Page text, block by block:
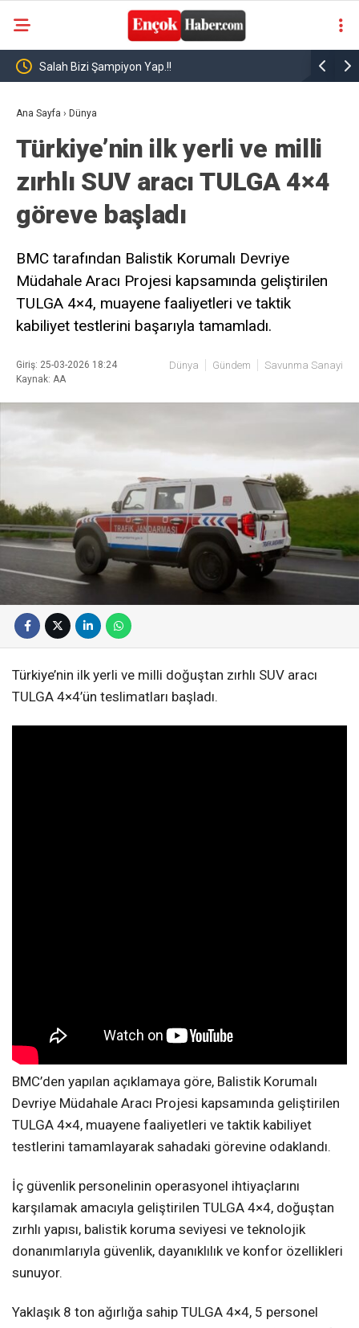
Salah Bizi Şampiyon Yap.!! Mısırlı
Ana Sayfa › Dünya
Türkiye’nin ilk yerli ve milli
zırhlı SUV aracı TULGA 4×4
göreve başladı
BMC tarafından Balistik Korumalı Devriye
Müdahale Aracı Projesi kapsamında geliştirilen
TULGA 4×4, muayene faaliyetleri ve taktik
kabiliyet testlerini başarıyla tamamladı.
Giriş: 25-03-2026 18:24
Kaynak: AA
Dünya Gündem Savunma Sanayi
Türkiye’nin ilk yerli ve milli doğuştan zırhlı SUV aracı
TULGA 4×4’ün teslimatları başladı.
BMC’den yapılan açıklamaya göre, Balistik Korumalı
Devriye Müdahale Aracı Projesi kapsamında geliştirilen
TULGA 4×4, muayene faaliyetleri ve taktik kabiliyet
testlerini tamamlayarak sahadaki görevine odaklandı.
İç güvenlik personelinin operasyonel ihtiyaçlarını
karşılamak amacıyla geliştirilen TULGA 4×4, doğuştan
zırhlı yapısı, balistik koruma seviyesi ve teknolojik
donanımlarıyla güvenlik, dayanıklılık ve konfor özellikleri
sunuyor.
Yaklaşık 8 ton ağırlığa sahip TULGA 4×4, 5 personel